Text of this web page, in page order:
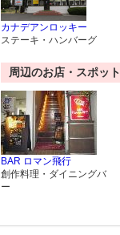
カナデアンロッキー
ステーキ・ハンバーグ
周辺のお店・スポット
BAR ロマン飛行
創作料理・ダイニングバ
ー